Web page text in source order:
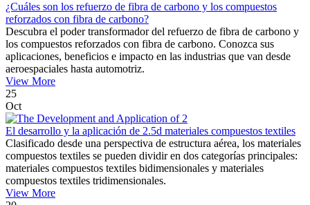
¿Cuáles son los refuerzo de fibra de carbono y los compuestos
reforzados con fibra de carbono?
Descubra el poder transformador del refuerzo de fibra de carbono y
los compuestos reforzados con fibra de carbono. Conozca sus
aplicaciones, beneficios e impacto en las industrias que van desde
aeroespaciales hasta automotriz.
View More
25
Oct
El desarrollo y la aplicación de 2.5d materiales compuestos textiles
Clasificado desde una perspectiva de estructura aérea, los materiales
compuestos textiles se pueden dividir en dos categorías principales:
materiales compuestos textiles bidimensionales y materiales
compuestos textiles tridimensionales.
View More